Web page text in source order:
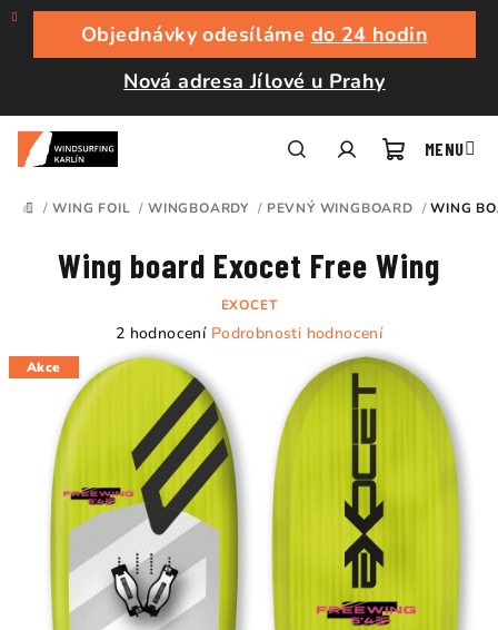
Přejít
obsah
Objednávky odesíláme do 24 hodin
Nová adresa Jílové u Prahy
košík
DOMŮ
/ WING FOIL / WINGBOARDY / PEVNÝ WINGBOARD / WING
Wing board Exocet Free Wing
EXOCET
Průměrné
hodnocení
produktu
hvězdiček.
2 hodnocení Podrobnosti hodnocení
Akce